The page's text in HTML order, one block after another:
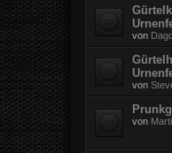
von
von
von